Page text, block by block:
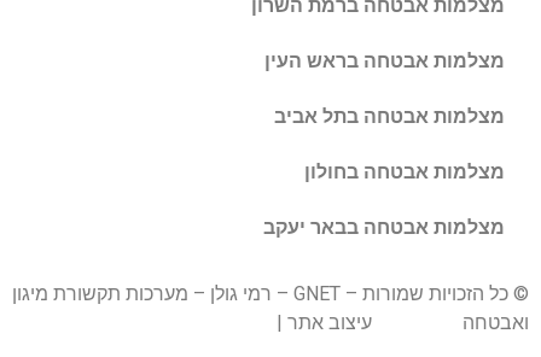
מצלמות אבטחה ברמת השרון
מצלמות אבטחה בראש העין
מצלמות אבטחה בתל אביב
מצלמות אבטחה בחולון
מצלמות אבטחה בבאר יעקב
© כל הזכויות שמורות – GNET – רמי גולן – מערכות תקשורת מיגון
ואבטחה
עיצוב אתר |